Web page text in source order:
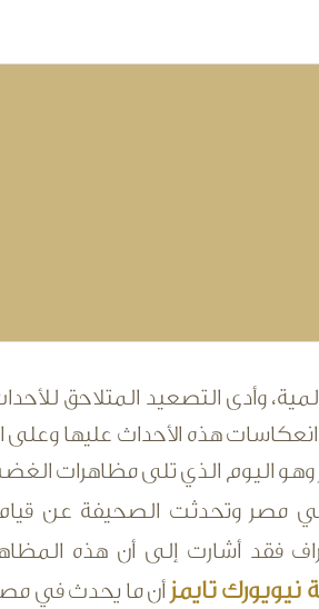
وأدى التصعيد المتلاحق
هذه الأحداث عليها وعلى
في مصر وتحدثت الصحيفة عن
فقد أشارت إلى أن هذه
تايمز أن ما يحدث في